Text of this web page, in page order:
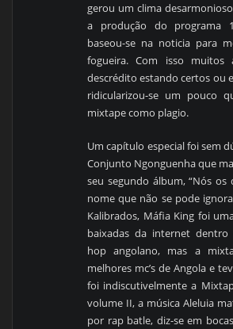
gerou um clima
a produção do programa
baseou-se na noticia para
fogueira. Com isso muitos
descrédito estando certos ou
ridicularizou-se um pouco
mixtape como plagio.
Um capítulo especial foi sem
Conjunto Ngonguenha que
seu segundo álbum, “Nós
nome que não se pode
Kalibrados, Máfia King foi
baixadas da internet
hop angolano, mas a
melhores mc’s de Angola e
foi indiscutivelmente a
volume II, a música Aleluia
por rap batle, diz-se em